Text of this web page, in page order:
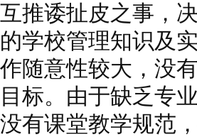
互推诿扯皮之事，
的学校管理知识及
作随意性较大，没
目标。由于缺乏专
没有课堂教学规范